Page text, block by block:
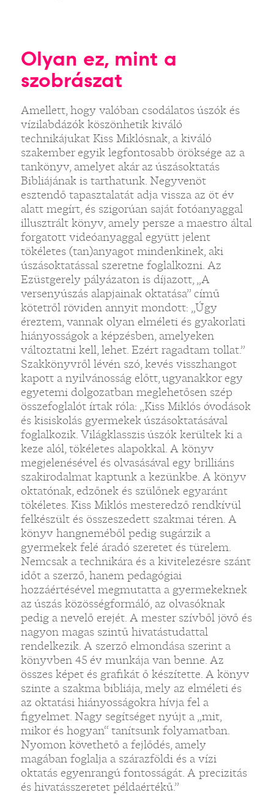
Olyan ez, mint a
szobrászat
Amellett, hogy valóban csodálatos úszók és
vízilabdázók köszönhetik kiváló
technikájukat Kiss Miklósnak, a kiváló
szakember egyik legfontosabb öröksége az a
tankönyv, amelyet akár az úszásoktatás
Bibliájának is tarthatunk. Negyvenöt
esztendő tapasztalatát adja vissza az öt év
alatt megírt, és szigorúan saját fotóanyaggal
illusztrált könyv, amely persze a maestro által
forgatott videóanyaggal együtt jelent
tökéletes (tan)anyagot mindenkinek, aki
úszásoktatással szeretne foglalkozni. Az
Ezüstgerely pályázaton is díjazott, „A
versenyúszás alapjainak oktatása” című
kötetről röviden annyit mondott: „Úgy
éreztem, vannak olyan elméleti és gyakorlati
hiányosságok a képzésben, amelyeken
változtatni kell, lehet. Ezért ragadtam tollat.”
Szakkönyvről lévén szó, kevés visszhangot
kapott a nyilvánosság előtt, ugyanakkor egy
egyetemi dolgozatban meglehetősen szép
összefoglalót írtak róla: „Kiss Miklós óvodások
és kisiskolás gyermekek úszásoktatásával
foglalkozik. Világklasszis úszók kerültek ki a
keze alól, tökéletes alapokkal. A könyv
megjelenésével és olvasásával egy brilliáns
szakirodalmat kaptunk a kezünkbe. A könyv
oktatónak, edzőnek és szülőnek egyaránt
tökéletes. Kiss Miklós mesteredző rendkívül
felkészült és összeszedett szakmai téren. A
könyv hangneméből pedig sugárzik a
gyermekek felé áradó szeretet és türelem.
Nemcsak a technikára és a kivitelezésre szánt
időt a szerző, hanem pedagógiai
hozzáértésével megmutatta a gyermekeknek
az úszás közösségformáló, az olvasóknak
pedig a nevelő erejét. A mester szívből jövő és
nagyon magas szintű hivatástudattal
rendelkezik. A szerző elmondása szerint a
könyvben 45 év munkája van benne. Az
összes képet és grafikát ő készítette. A könyv
szinte a szakma bibliája, mely az elméleti és
az oktatási hiányosságokra hívja fel a
figyelmet. Nagy segítséget nyújt a „mit,
mikor és hogyan“ tanítsunk folyamatban.
Nyomon követhető a fejlődés, amely
magában foglalja a szárazföldi és a vízi
oktatás egyenrangú fontosságát. A precizitás
és hivatásszeretet példaértékű.”